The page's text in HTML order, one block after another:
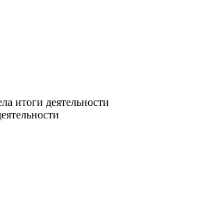
итоги деятельности